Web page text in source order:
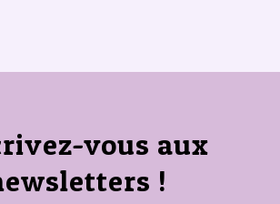
vous aux
!